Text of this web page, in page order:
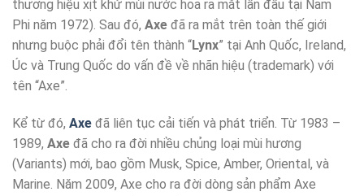
thương hiệu xịt khử mùi nước hoa ra mắt lần đầu tại Nam
Phi năm 1972). Sau đó, Axe đã ra mắt trên toàn thế giới
nhưng buộc phải đổi tên thành “Lynx” tại Anh Quốc, Ireland,
Úc và Trung Quốc do vấn đề về nhãn hiệu (trademark) với
tên “Axe”.
Kể từ đó, Axe đã liên tục cải tiến và phát triển. Từ 1983 –
1989, Axe đã cho ra đời nhiều chủng loại mùi hương
(Variants) mới, bao gồm Musk, Spice, Amber, Oriental, và
Marine. Năm 2009, Axe cho ra đời dòng sản phẩm Axe